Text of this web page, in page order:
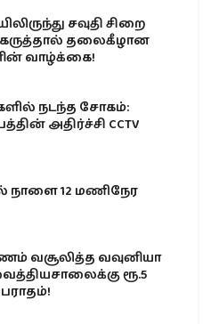
சவுதி சிறை
தலைகீழான
வாழ்க்கை!
நடந்த சோகம்:
அதிர்ச்சி CCTV
நாளை 12 மணிநேர
வசூலித்த வவுனியா
ரூ.5